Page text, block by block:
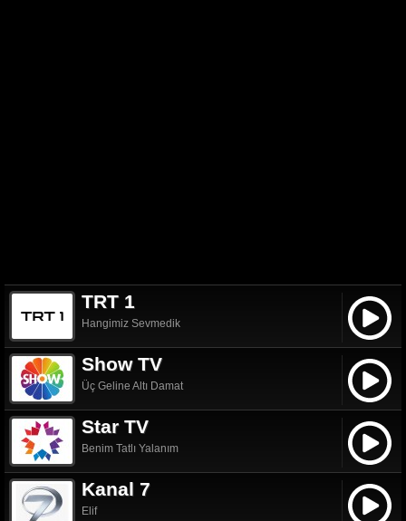
TRT 1
Hangimiz Sevmedik
Show TV
Üç Geline Altı Damat
Star TV
Benim Tatlı Yalanım
Kanal 7
Elif